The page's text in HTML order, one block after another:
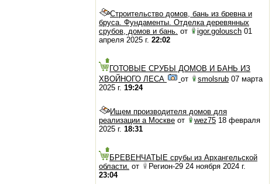
Строительство домов, бань из бревна и
бруса. Фундаменты. Отделка деревянных
срубов, домов и бань. от igor.golousch 01
апреля 2025 г. 22:02
ГОТОВЫЕ СРУБЫ ДОМОВ И БАНЬ ИЗ
ХВОЙНОГО ЛЕСА
от smolsrub 07 марта
2025 г. 19:24
Ищем производителя домов для
реализации а Москве от wez75 18 февраля
2025 г. 18:31
БРЕВЕНЧАТЫЕ срубы из Архангельской
области. от
Регион-29 24 ноября 2024 г.
23:04